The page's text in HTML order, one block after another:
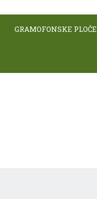
GRAMOFONSKE PLOČE